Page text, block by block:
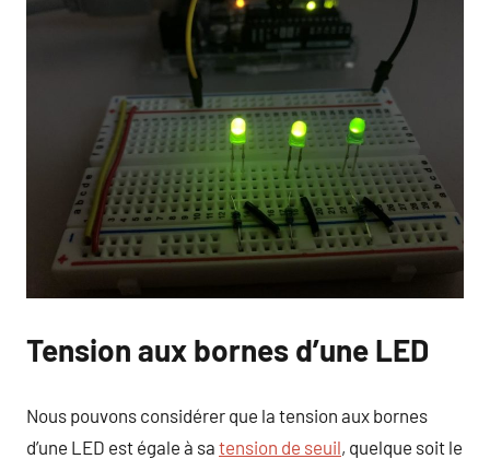
Tension aux bornes d’une LED
Nous pouvons considérer que la tension aux bornes
d’une LED est égale à sa tension de seuil, quelque soit le